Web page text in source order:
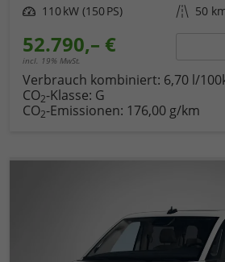
Leistung 110 kW (150 PS) Kilometerstand 50
52.790,– €
incl. 19% MwSt.
Verbrauch kombiniert: 6,70 l/
CO2-Klasse: G
CO2-Emissionen: 176,00 g/km